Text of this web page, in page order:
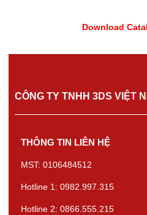
Download
CÔNG TY TNHH 3DS VIỆT
THÔNG TIN LIÊN HỆ
MST: 0106484512
Hotline 1: 0982.997.315
Hotline 2: 0866.555.215